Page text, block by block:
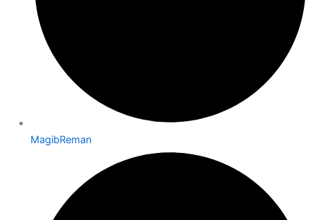
MagibReman